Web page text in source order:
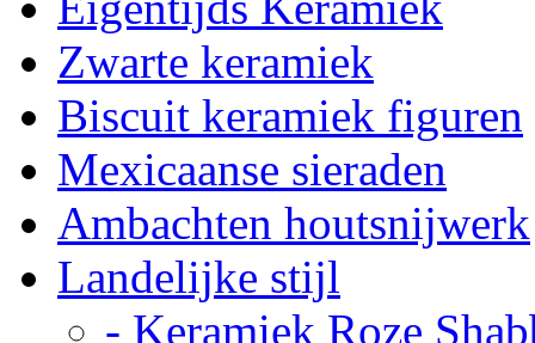
Zwarte keramiek
Biscuit keramiek figuren
Mexicaanse sieraden
Ambachten houtsnijwerk
Landelijke stijl
- Keramiek Roze